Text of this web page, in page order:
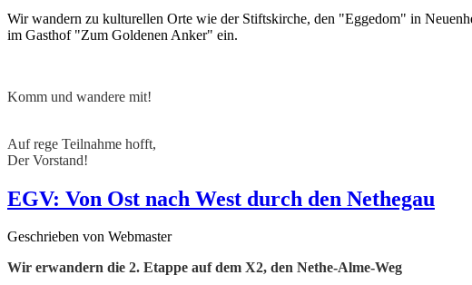
Wir wandern zu kulturellen Orte wie der Stiftskirche, den "Eggedom" in
im Gasthof "Zum Goldenen Anker" ein.
Komm und wandere mit!
Auf rege Teilnahme hofft,
Der Vorstand!
EGV: Von Ost nach West durch den Nethegau
Geschrieben von Webmaster
Wir erwandern die 2. Etappe auf dem X2, den Nethe-Alme-Weg